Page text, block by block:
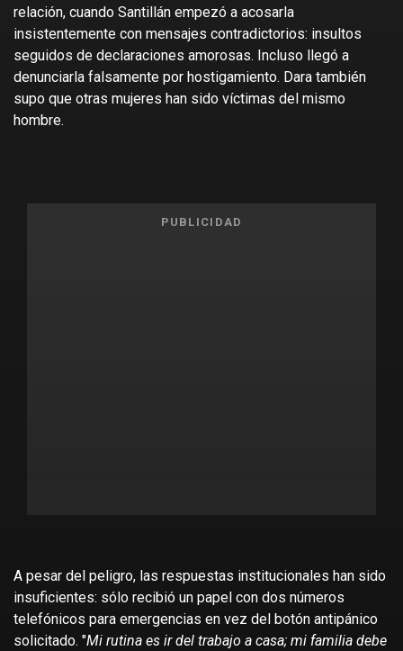
relación, cuando Santillán empezó a acosarla
insistentemente con mensajes contradictorios: insultos
seguidos de declaraciones amorosas. Incluso llegó a
denunciarla falsamente por hostigamiento. Dara también
supo que otras mujeres han sido víctimas del mismo
hombre.
PUBLICIDAD
A pesar del peligro, las respuestas institucionales han sido
insuficientes: sólo recibió un papel con dos números
telefónicos para emergencias en vez del botón antipánico
solicitado. "Mi rutina es ir del trabajo a casa; mi familia debe